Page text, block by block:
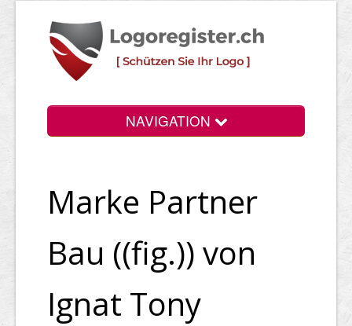
NAVIGATION
Login
Preise
Rechtliche Infos
Marke Partner
Bau ((fig.)) von
Ignat Tony